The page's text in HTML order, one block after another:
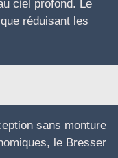
ciel profond. Le
réduisant les
sans monture
le Bresser